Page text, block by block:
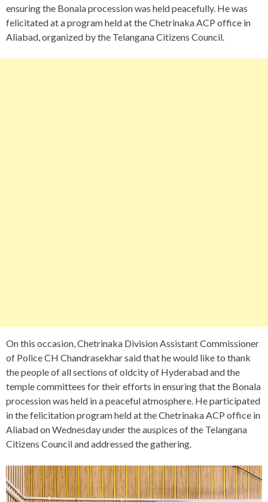
ensuring the Bonala procession was held peacefully. He was
felicitated at a program held at the Chetrinaka ACP office in
Aliabad, organized by the Telangana Citizens Council.
On this occasion, Chetrinaka Division Assistant Commissioner
of Police CH Chandrasekhar said that he would like to thank
the people of all sections of oldcity of Hyderabad and the
temple committees for their efforts in ensuring that the Bonala
procession was held in a peaceful atmosphere. He participated
in the felicitation program held at the Chetrinaka ACP office in
Aliabad on Wednesday under the auspices of the Telangana
Citizens Council and addressed the gathering.